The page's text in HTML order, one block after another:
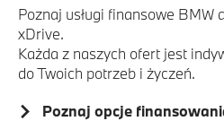
Poznaj usługi finansowe BMW
xDrive.
Każda z naszych ofert jest
do Twoich potrzeb i życzeń.
Poznaj opcje